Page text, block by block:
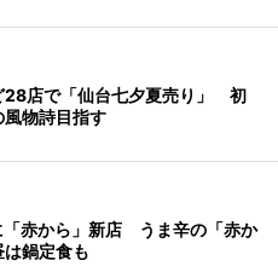
28店で「仙台七夕夏売り」 初
物詩目指す
赤から」新店 うま辛の「赤か
は鍋定食も